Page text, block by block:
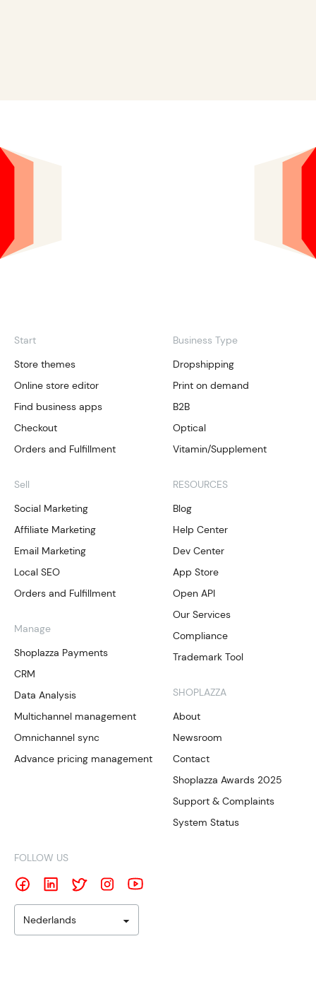
Start
Store themes
Online store editor
Find business apps
Checkout
Orders and Fulfillment
Sell
Social Marketing
Affiliate Marketing
Email Marketing
Local SEO
Orders and Fulfillment
Manage
Shoplazza Payments
CRM
Data Analysis
Multichannel management
Omnichannel sync
Advance pricing management
Business Type
Dropshipping
Print on demand
B2B
Optical
Vitamin/Supplement
RESOURCES
Blog
Help Center
Dev Center
App Store
Open API
Our Services
Compliance
Trademark Tool
SHOPLAZZA
About
Newsroom
Contact
Shoplazza Awards 2025
Support & Complaints
System Status
FOLLOW US
Nederlands